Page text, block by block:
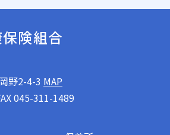
険組合
野2-4-3 MAP
045-311-1489